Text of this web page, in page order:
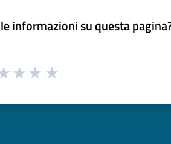
informazioni su questa